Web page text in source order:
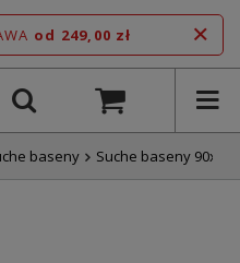
od 249,00 zł
baseny Suche baseny 90x30